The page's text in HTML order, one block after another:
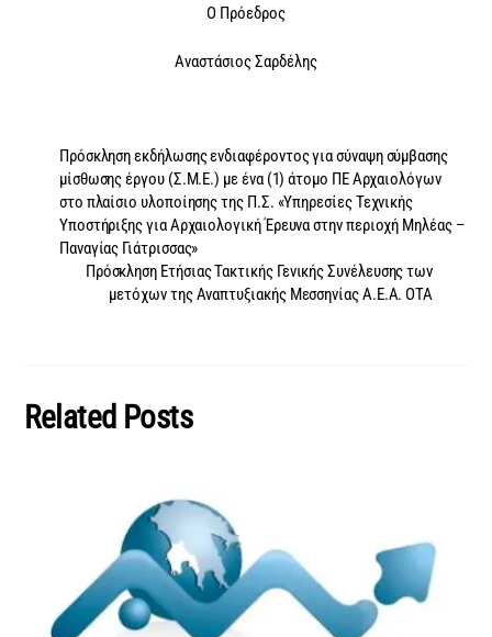
Ο Πρόεδρος
Αναστάσιος Σαρδέλης
Πρόσκληση εκδήλωσης ενδιαφέροντος για σύναψη σύμβασης
μίσθωσης έργου (Σ.Μ.Ε.) με ένα (1) άτομο ΠΕ Αρχαιολόγων
στο πλαίσιο υλοποίησης της Π.Σ. «Υπηρεσίες Τεχνικής
Υποστήριξης για Αρχαιολογική Έρευνα στην περιοχή Μηλέας –
Παναγίας Γιάτρισσας»
Πρόσκληση Ετήσιας Τακτικής Γενικής Συνέλευσης των
μετόχων της Αναπτυξιακής Μεσσηνίας Α.Ε.Α. ΟΤΑ
Related Posts